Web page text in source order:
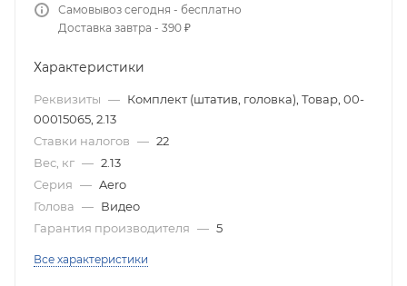
Самовывоз сегодня - бесплатно
Доставка завтра - 390 ₽
Характеристики
Реквизиты — Комплект (штатив, головка), Товар, 00-
00015065, 2.13
Ставки налогов — 22
Вес, кг — 2.13
Серия — Aero
Голова — Видео
Гарантия производителя — 5
Все характеристики